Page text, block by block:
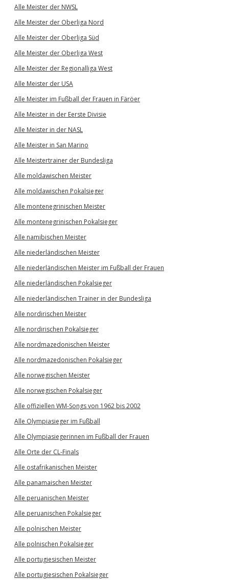
Alle Meister der NWSL
Alle Meister der Oberliga Nord
Alle Meister der Oberliga Süd
Alle Meister der Oberliga West
Alle Meister der Regionalliga West
Alle Meister der USA
Alle Meister im Fußball der Frauen in Färöer
Alle Meister in der Eerste Divisie
Alle Meister in der NASL
Alle Meister in San Marino
Alle Meistertrainer der Bundesliga
Alle moldawischen Meister
Alle moldawischen Pokalsieger
Alle montenegrinischen Meister
Alle montenegrinischen Pokalsieger
Alle namibischen Meister
Alle niederländischen Meister
Alle niederländischen Meister im Fußball der Frauen
Alle niederländischen Pokalsieger
Alle niederländischen Trainer in der Bundesliga
Alle nordirischen Meister
Alle nordirischen Pokalsieger
Alle nordmazedonischen Meister
Alle nordmazedonischen Pokalsieger
Alle norwegischen Meister
Alle norwegischen Pokalsieger
Alle offiziellen WM-Songs von 1962 bis 2002
Alle Olympiasieger im Fußball
Alle Olympiasiegerinnen im Fußball der Frauen
Alle Orte der CL-Finals
Alle ostafrikanischen Meister
Alle panamaischen Meister
Alle peruanischen Meister
Alle peruanischen Pokalsieger
Alle polnischen Meister
Alle polnischen Pokalsieger
Alle portugiesischen Meister
Alle portugiesischen Pokalsieger